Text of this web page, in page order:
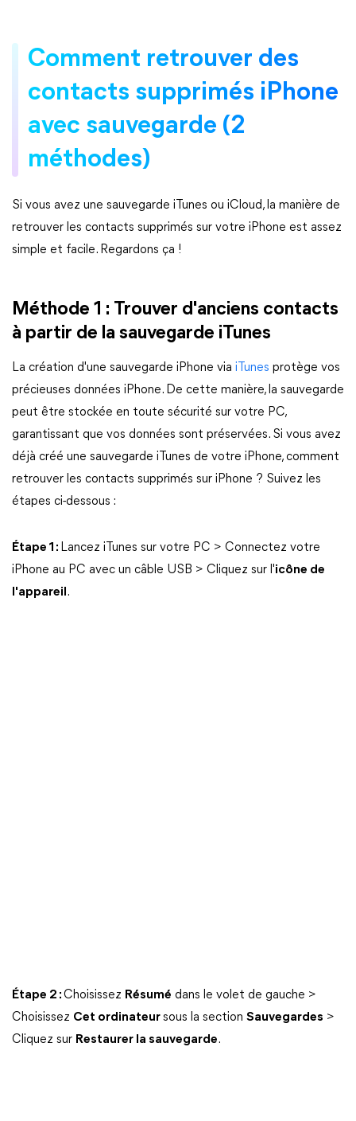
Comment retrouver des
contacts supprimés iPhone
avec sauvegarde (2
méthodes)
Si vous avez une sauvegarde iTunes ou iCloud, la manière de
retrouver les contacts supprimés sur votre iPhone est assez
simple et facile. Regardons ça !
Méthode 1 : Trouver d'anciens contacts
à partir de la sauvegarde iTunes
La création d'une sauvegarde iPhone via iTunes protège vos
précieuses données iPhone. De cette manière, la sauvegarde
peut être stockée en toute sécurité sur votre PC,
garantissant que vos données sont préservées. Si vous avez
déjà créé une sauvegarde iTunes de votre iPhone, comment
retrouver les contacts supprimés sur iPhone ? Suivez les
étapes ci-dessous :
Étape 1 : Lancez iTunes sur votre PC > Connectez votre
iPhone au PC avec un câble USB > Cliquez sur l'icône de
l'appareil .
Étape 2 :Choisissez Résumé dans le volet de gauche >
Choisissez Cet ordinateursous la section Sauvegardes >
Cliquez sur Restaurer la sauvegarde.